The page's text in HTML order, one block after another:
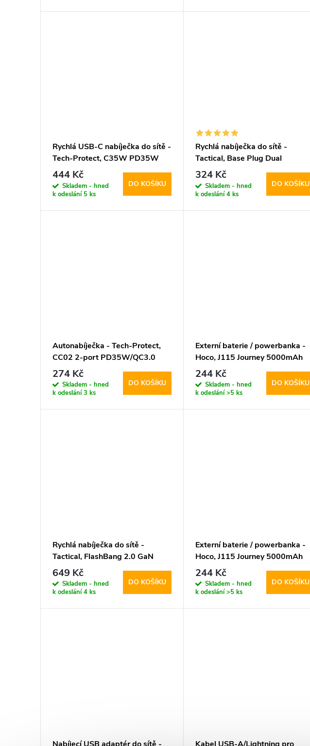
Rychlá USB-C nabíječka do sítě -
Tech-Protect, C35W PD35W
White
444 Kč
Skladem - hned
k odeslání 5 ks
DO KOŠÍKU
Rychlá nabíječka do sítě -
Tactical, Base Plug Dual
PD20W/QC3.0 White
324 Kč
Skladem - hned
k odeslání4 ks
DO KOŠÍKU
Autonabíječka - Tech-Protect,
CC02 2-port PD35W/QC3.0
274 Kč
Skladem - hned
k odeslání3 ks
DO KOŠÍKU
Externí baterie / powerbanka -
Hoco, J115 Journey 5000mAh
Black
244 Kč
Skladem - hned
k odeslání>5 ks
DO KOŠÍKU
Rychlá nabíječka do sítě -
Tactical, FlashBang 2.0 GaN
65W White
649 Kč
Skladem - hned
k odeslání4 ks
DO KOŠÍKU
Externí baterie / powerbanka -
Hoco, J115 Journey 5000mAh
White
244 Kč
Skladem - hned
k odeslání>5 ks
DO KOŠÍKU